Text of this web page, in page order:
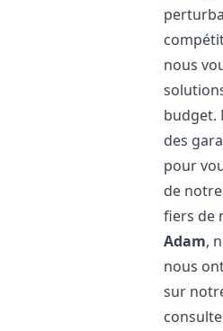
nous
budget.
des
pour
de
fiers de
Adam,
nous
sur